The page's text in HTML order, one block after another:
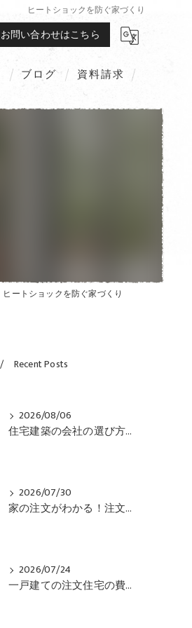
ヒートショックを防ぐ家づくり
お問い合わせはこちら
ブログ 資料請求
ヒートショックを防ぐ家づくり
Recent Posts
2026/08/06
住宅建築の会社の選び方と比較で後悔ゼロ！価格や性能や保証も一目でわかるガイド
2026/07/30
家の注文がわかる！注文住宅の流れと相場を知って失敗ゼロのガイド
2026/07/24
一戸建ての注文住宅の費用・流れを徹底比較！失敗ゼロを目指すためのガイド